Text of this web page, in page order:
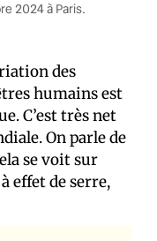
2024 à Paris.
des
humains est
C’est très net
On parle de
se voit sur
effet de serre,